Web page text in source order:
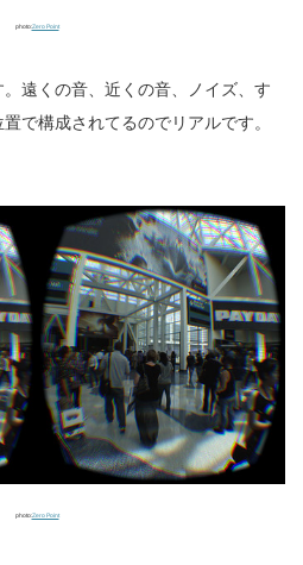
photo:Zero Point
遠くの音、近くの音、ノイズ、す
で構成されてるのでリアルです。
photo:Zero Point